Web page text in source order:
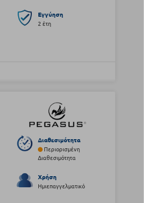
Εγγύηση
2 έτη
Διαθεσιμότητα
Περιορισμένη
Διαθεσιμότητα
Χρήση
Ημιεπαγγελματικό